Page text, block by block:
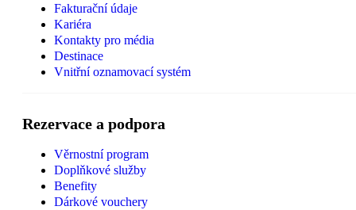
Fakturační údaje
Kariéra
Kontakty pro média
Destinace
Vnitřní oznamovací systém
Rezervace a podpora
Věrnostní program
Doplňkové služby
Benefity
Dárkové vouchery